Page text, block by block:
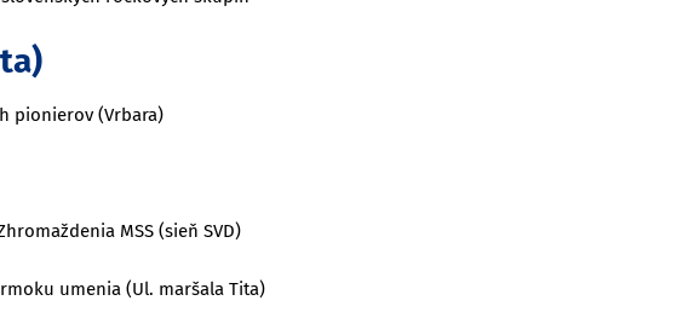
pionierov (Vrbara)
MSS (sieň SVD)
umenia (Ul. maršala Tita)